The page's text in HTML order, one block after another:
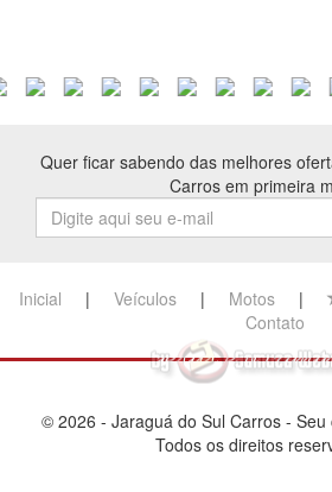
Chave cópia
Controle automático de velocidade
Controle de estabilidade
Controle de tração
Desembaçador traseiro
Direção hidráulica
Disqueteira
Distribuição eletrônica de frenagem
Dvd
Farois mascara negra
Quer ficar sabendo das melhores
Carros em primeira
Inicial | Veículos| Motos|
Contato
© 2026 - Jaraguá do Sul Carros -
Todos os direitos